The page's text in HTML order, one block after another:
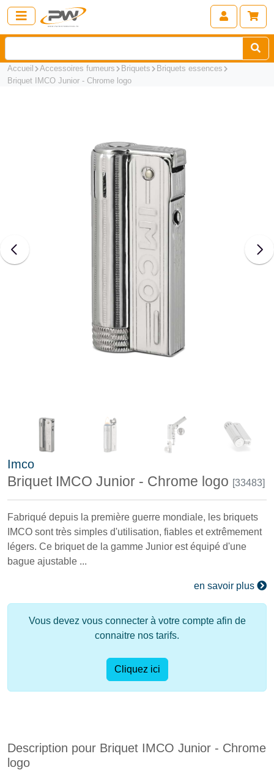
Accueil Accessoires fumeurs Briquets
Briquets essences
Briquet IMCO Junior - Chrome logo
Imco
Briquet IMCO Junior - Chrome logo [33483]
Fabriqué depuis la première guerre mondiale, les briquets
IMCO sont très simples d'utilisation, fiables et extrêmement
légers. Ce briquet de la gamme Junior est équipé d'une
bague ajustable ...
en savoir plus
Vous devez vous connecter à votre compte afin de
connaitre nos tarifs.
Cliquez ici
Description pour Briquet IMCO Junior - Chrome
logo